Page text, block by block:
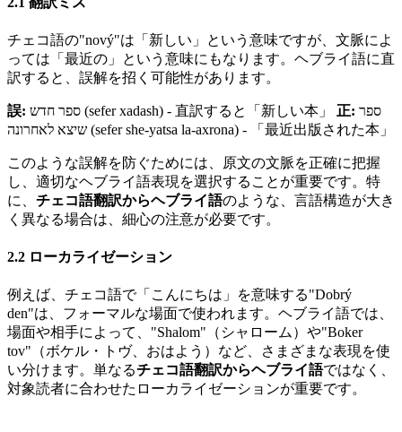
チェコ語の"nový"は「新しい」という意味ですが、文脈によ
っては「最近の」という意味にもなります。ヘブライ語に直
訳すると、誤解を招く可能性があります。
誤: ספר חדש (sefer xadash) - 直訳すると「新しい本」 正:
שיצא לאחרונה (sefer she-yatsa la-axrona) - 「最近出版された本」
このような誤解を防ぐためには、原文の文脈を正確に把握
し、適切なヘブライ語表現を選択することが重要です。特
に、 チェコ語翻訳からヘブライ語のような、言語構造が大き
く異なる場合は、細心の注意が必要です。
2.2 ローカライゼーション
例えば、チェコ語で「こんにちは」を意味する"Dobrý
den"は、フォーマルな場面で使われます。ヘブライ語では、
場面や相手によって、"Shalom"（シャローム）や"Boker
tov"（ボケル・トヴ、おはよう）など、さまざまな表現を使
い分けます。単なるチェコ語翻訳からヘブライ語ではなく、
対象読者に合わせたローカライゼーションが重要です。